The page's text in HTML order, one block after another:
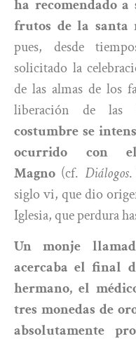
ha recomendado
frutos de la santa
pues, desde
solicitado la
de las almas de los
liberación de las
costumbre se
ocurrido con
Magno (cf. Diálogos.
siglo vi, que dio
Iglesia, que perdura
Un monje
acercaba el final
hermano, el
tres monedas de
absolutamente